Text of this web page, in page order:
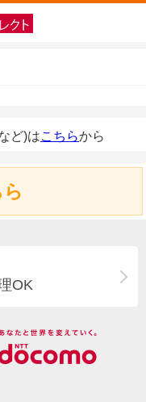
ど)はこちらから
OK